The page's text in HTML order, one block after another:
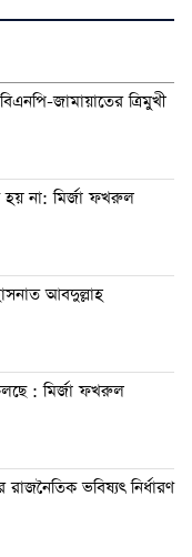
জামায়াতের ত্রিমুখী
না: মির্জা ফখরুল
আবদুল্লাহ
: মির্জা ফখরুল
ভবিষ্যৎ নির্ধারণ